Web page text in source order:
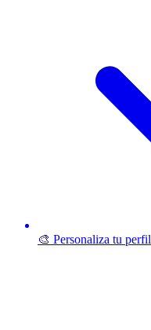
🎨 Personaliza tu perfil